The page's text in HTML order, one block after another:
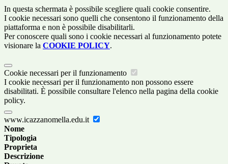
In questa schermata è possibile scegliere quali cookie consentire.
I cookie necessari sono quelli che consentono il funzionamento della
piattaforma e non è possibile disabilitarli.
Per conoscere quali sono i cookie necessari al funzionamento potete
visionare la COOKIE POLICY.
Cookie necessari per il funzionamento
I cookie necessari per il funzionamento non possono essere
disabilitati. È possibile consultare l'elenco nella pagina della cookie
policy.
www.icazzanomella.edu.it
Nome
Tipologia
Proprieta
Descrizione